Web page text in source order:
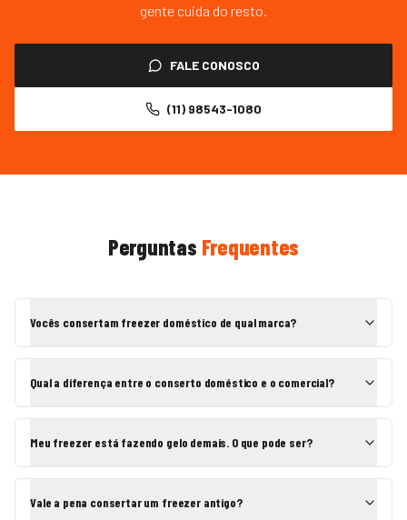
gente cuida do resto.
FALE CONOSCO
(11) 98543-1080
Perguntas Frequentes
Vocês consertam freezer doméstico de qual marca?
Qual a diferença entre o conserto doméstico e o comercial?
Meu freezer está fazendo gelo demais. O que pode ser?
Vale a pena consertar um freezer antigo?